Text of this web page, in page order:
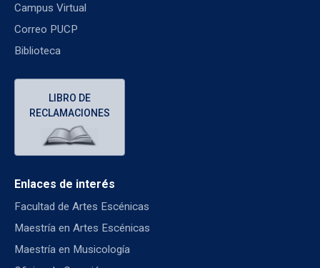
Campus Virtual
Correo PUCP
Biblioteca
LIBRO DE
RECLAMACIONES
Enlaces de interés
Facultad de Artes Escénicas
Maestría en Artes Escénicas
Maestría en Musicología